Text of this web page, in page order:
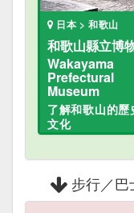
日本 > 和歌山
和歌山縣立博
Wakayama
Prefectural
Museum
了解和歌山的歷
文化
步行／巴